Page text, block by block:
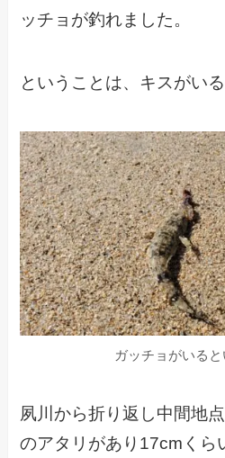
ッチョが釣れました。
ということは、キスがい
ガッチョがいる
夙川から折り返し中間地
のアタリがあり17cmくら